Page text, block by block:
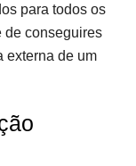
para todos os
de conseguires
externa de um